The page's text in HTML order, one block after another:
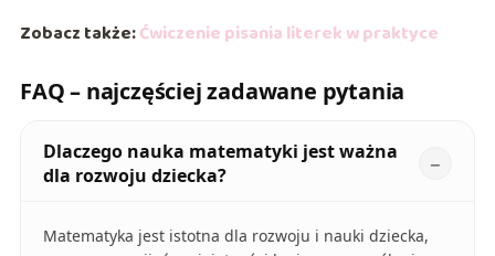
Zobacz także:Ćwiczenie pisania literek w praktyce
FAQ – najczęściej zadawane pytania
Dlaczego nauka matematyki jest ważna
dla rozwoju dziecka?
Matematyka jest istotna dla rozwoju i nauki dziecka,